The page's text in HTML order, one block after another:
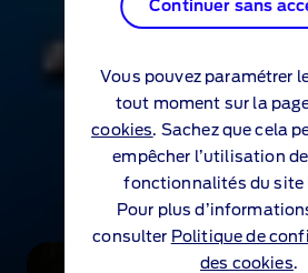
Performance
Focus
Continuer sans
Vous pouvez paramétrer
tout moment sur la
cookies. Sachez que cela
empêcher l’utilisation
fonctionnalités du site
Pour plus
consulter Politique de
des cookies.
Continuer sans
Vous pouvez paramétrer
tout moment sur la
cookies. Sachez que cela
empêcher l’utilisation
fonctionnalités du site
Pour plus
consulter Politique de
des cookies.